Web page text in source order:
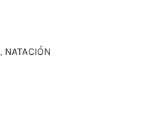
, NATACIÓN